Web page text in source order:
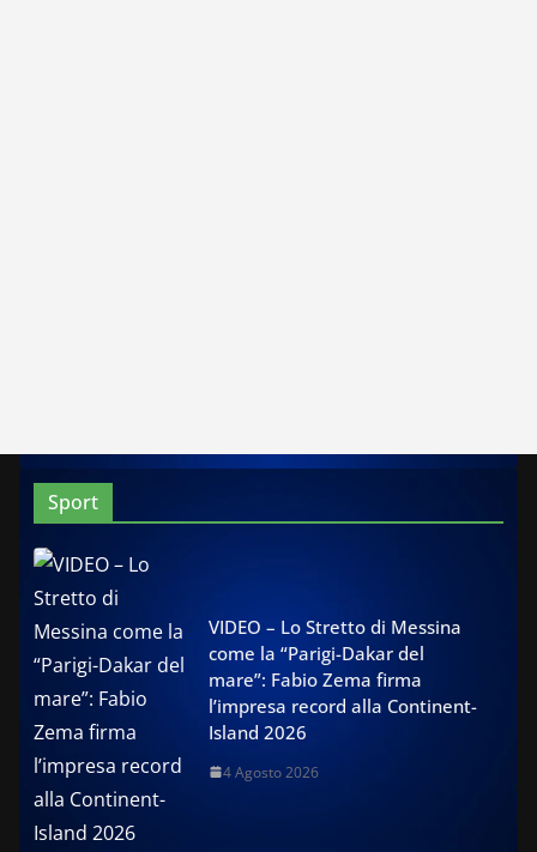
Sport
VIDEO – Lo Stretto di Messina
come la “Parigi-Dakar del
mare”: Fabio Zema firma
l’impresa record alla Continent-
Island 2026
4 Agosto 2026